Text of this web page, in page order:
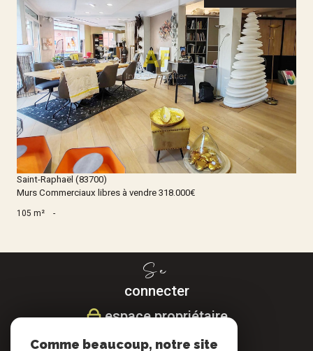
Voir le bien
Saint-Raphaël (83700)
Murs Commerciaux libres à vendre 318.000€
105 m² -
Se
connecter
espace propriétaire
Comme beaucoup, notre site